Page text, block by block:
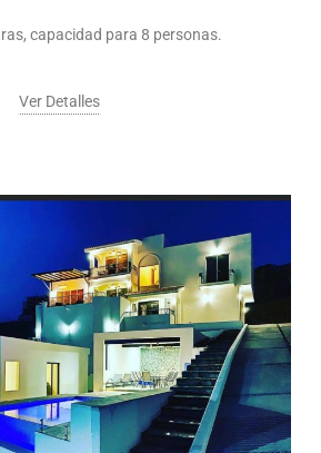
capacidad para 8 personas.
Ver Detalles